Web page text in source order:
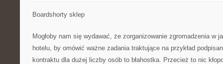
Boardshorty sklep
Mogłoby nam się wydawać, że zorganizowanie zgromadzenia w
hotelu, by omówić ważne zadania traktujące na przykład
kontraktu dla dużej liczby osób to błahostka. Przecież to nic